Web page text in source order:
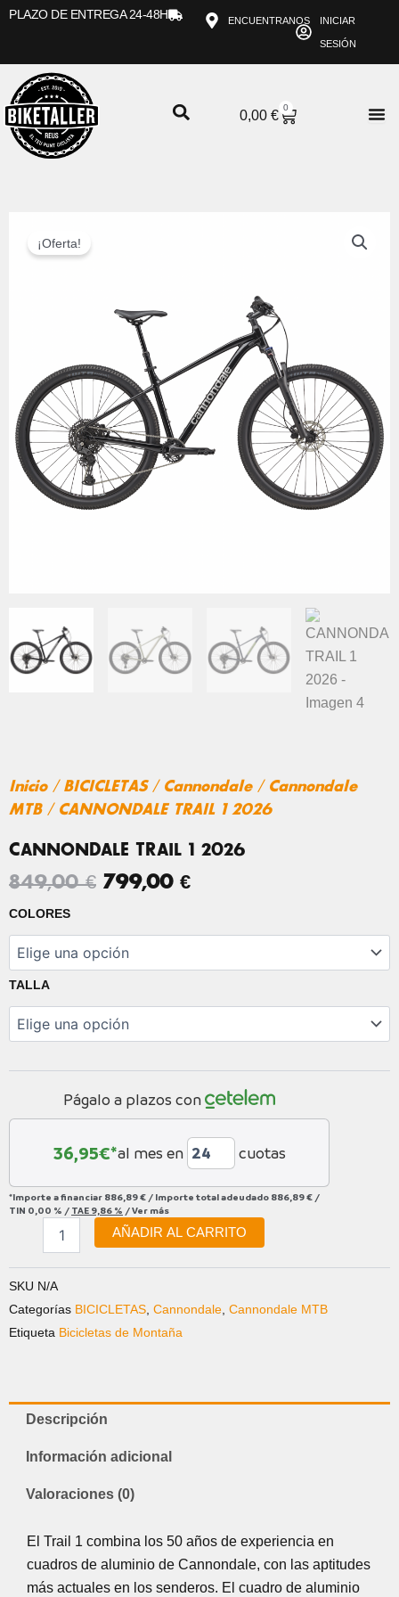
PLAZO DE ENTREGA 24-48H ENCUENTRANOS INICIAR
SESIÓN
0,00€
0
CARRITO
¡Oferta!
Inicio/ BICICLETAS/ Cannondale/ Cannondale
MTB/ CANNONDALE TRAIL 1 2026
CANNONDALE TRAIL 1 2026
849,00€ EL
ERA:
849,00 €.
799,00 €EL
799,00 €.
COLORES
TALLA
Págalo a plazos con
36,95€*al mes en cuotas
*Importe a financiar 886,89 € / Importe total adeudado 886,89 € /
TIN 0,00 % / TAE 9,86 % /Ver más
CANNONDALE
2026
cantidad
AÑADIR AL CARRITO
SKU N/A
Categorías BICICLETAS Cannondale Cannondale MTB
Etiqueta Bicicletas de Montaña
Descripción
Información adicional
Valoraciones (0)
El Trail 1 combina los 50 años de experiencia en
cuadros de aluminio de Cannondale, con las aptitudes
más actuales en los senderos. El cuadro de aluminio